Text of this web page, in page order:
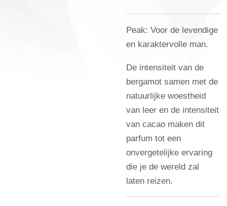
Peak: Voor de levendige
en karaktervolle man.
De intensiteit van de
bergamot samen met de
natuurlijke woestheid
van leer en de intensiteit
van cacao maken dit
parfum tot een
onvergetelijke ervaring
die je de wereld zal
laten reizen.